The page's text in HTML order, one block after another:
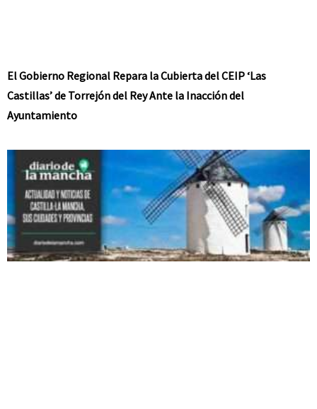
El Gobierno Regional Repara la Cubierta del CEIP ‘Las
Castillas’ de Torrejón del Rey Ante la Inacción del
Ayuntamiento